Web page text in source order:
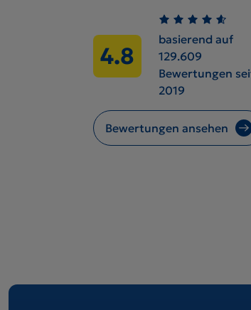
4.8
basierend auf
129.609
Bewertungen
2019
Bewertungen ansehen